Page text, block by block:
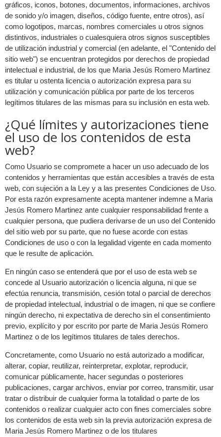
gráficos, iconos, botones, documentos, informaciones, archivos
de sonido y/o imagen, diseños, código fuente, entre otros), así
como logotipos, marcas, nombres comerciales u otros signos
distintivos, industriales o cualesquiera otros signos susceptibles
de utilización industrial y comercial (en adelante, el "Contenido del
sitio web") se encuentran protegidos por derechos de propiedad
intelectual e industrial, de los que Maria Jesús Romero Martinez
es titular u ostenta licencia o autorización expresa para su
utilización y comunicación pública por parte de los terceros
legítimos titulares de las mismas para su inclusión en esta web.
¿Qué límites y autorizaciones tiene
el uso de los contenidos de esta
web?
Como Usuario se compromete a hacer un uso adecuado de los
contenidos y herramientas que están accesibles a través de esta
web, con sujeción a la Ley y a las presentes Condiciones de Uso.
Por esta razón expresamente acepta mantener indemne a Maria
Jesús Romero Martinez ante cualquier responsabilidad frente a
cualquier persona, que pudiera derivarse de un uso del Contenido
del sitio web por su parte, que no fuese acorde con estas
Condiciones de uso o con la legalidad vigente en cada momento
que le resulte de aplicación.
En ningún caso se entenderá que por el uso de esta web se
concede al Usuario autorización o licencia alguna, ni que se
efectúa renuncia, transmisión, cesión total o parcial de derechos
de propiedad intelectual, industrial o de imagen, ni que se confiere
ningún derecho, ni expectativa de derecho sin el consentimiento
previo, explícito y por escrito por parte de Maria Jesús Romero
Martinez o de los legítimos titulares de tales derechos.
Concretamente, como Usuario no está autorizado a modificar,
alterar, copiar, reutilizar, reinterpretar, explotar, reproducir,
comunicar públicamente, hacer segundas o posteriores
publicaciones, cargar archivos, enviar por correo, transmitir, usar
tratar o distribuir de cualquier forma la totalidad o parte de los
contenidos o realizar cualquier acto con fines comerciales sobre
los contenidos de esta web sin la previa autorización expresa de
Maria Jesús Romero Martinez o de los titulares